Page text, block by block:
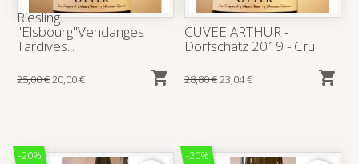
Riesling
"Elsbourg"Vendanges
Tardives...
25,00 €20,00 € 
CUVEE ARTHUR -
Dorfschatz 2019 - Cru
28,80 €23,04 € 
-20% -20%